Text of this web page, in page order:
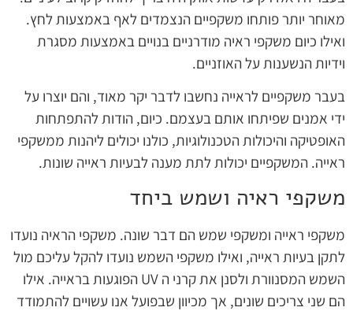
מאוחר יותר פותחו משקפיים הנצמדים לאף באמצעות לחץ.
ואילו כיום משקפי ראיה מודרניים בנויים באמצעות מסגרת
וידיות הנשענות על האוזניים.
בעבר משקפיים לראייה נחשבו לדבר יקר מאוד, והם יוצרו על
ידי אמנים שפיתחו אותם בעצמם. כיום, הודות להתפתחות
האופטיקה והיכולות הטכנולוגיות, כולנו יכולים ליהנות ממשקפי
ראייה. המשקפיים יכולות לתת מענה לבעיות ראייה שונות.
משקפי ראיה ושמש ביחד
משקפי ראייה ומשקפי שמש הם דבר שונה. משקפי הראיה נועדו
לתקן בעיות ראייה, ואילו משקפי השמש נועדו להקל עליכם מול
השמש המסנוורת ולסנן את קרני ה UV הפוגעות בראייה. אילו
הם שני צריכים שונים, אך מכיוון שבפועל אנו עשויים להתמודד